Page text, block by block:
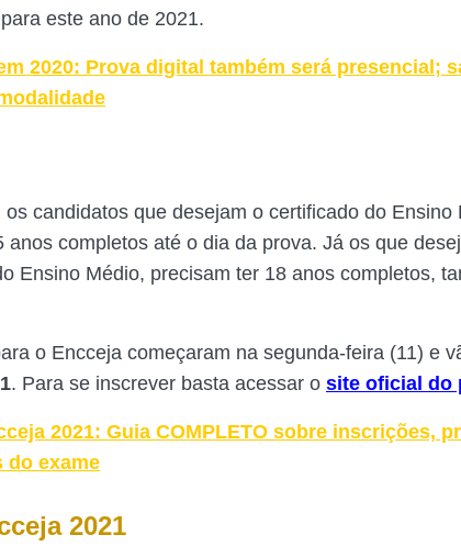
este ano de 2021.
2020: Prova digital também será presencial;
os candidatos que desejam o certificado do Ensino
anos completos até o dia da prova. Já os que
Ensino Médio, precisam ter 18 anos completos,
o Encceja começaram na segunda-feira (11) e
. Para se inscrever basta acessar o site oficial do
2021: Guia COMPLETO sobre inscrições,
do exame
2021